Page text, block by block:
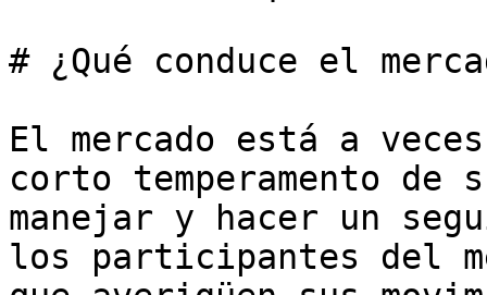
# ¿Qué conduce el
El mercado está a
corto temperamento
manejar y hacer un
los participantes del